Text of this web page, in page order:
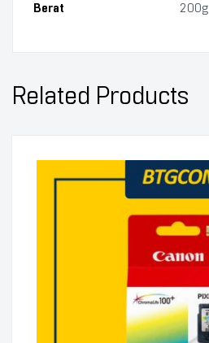
Berat 200g
Related Products